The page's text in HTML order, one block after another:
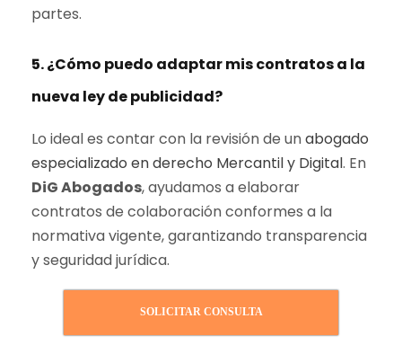
partes.
5. ¿Cómo puedo adaptar mis contratos a la
nueva ley de publicidad?
Lo ideal es contar con la revisión de unabogado
especializado en derecho Mercantil y Digital. En
DiG Abogados, ayudamos a elaborar
contratos de colaboración conformes a la
normativa vigente, garantizando transparencia
y seguridad jurídica.
SOLICITAR CONSULTA